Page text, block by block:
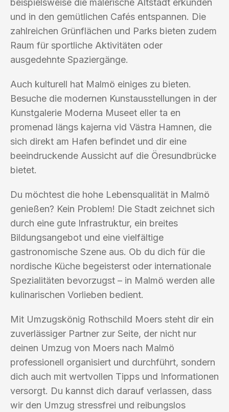
beispielsweise die malerische Altstadt erkunden
und in den gemütlichen Cafés entspannen. Die
zahlreichen Grünflächen und Parks bieten zudem
Raum für sportliche Aktivitäten oder
ausgedehnte Spaziergänge.
Auch kulturell hat Malmö einiges zu bieten.
Besuche die modernen Kunstausstellungen in der
Kunstgalerie Moderna Museet eller ta en
promenad längs kajerna vid Västra Hamnen, die
sich direkt am Hafen befindet und dir eine
beeindruckende Aussicht auf die Öresundbrücke
bietet.
Du möchtest die hohe Lebensqualität in Malmö
genießen? Kein Problem! Die Stadt zeichnet sich
durch eine gute Infrastruktur, ein breites
Bildungsangebot und eine vielfältige
gastronomische Szene aus. Ob du dich für die
nordische Küche begeisterst oder internationale
Spezialitäten bevorzugst – in Malmö werden alle
kulinarischen Vorlieben bedient.
Mit Umzugskönig Rothschild Moers steht dir ein
zuverlässiger Partner zur Seite, der nicht nur
deinen Umzug von Moers nach Malmö
professionell organisiert und durchführt, sondern
dich auch mit wertvollen Tipps und Informationen
versorgt. Du kannst dich darauf verlassen, dass
wir den Umzug stressfrei und reibungslos